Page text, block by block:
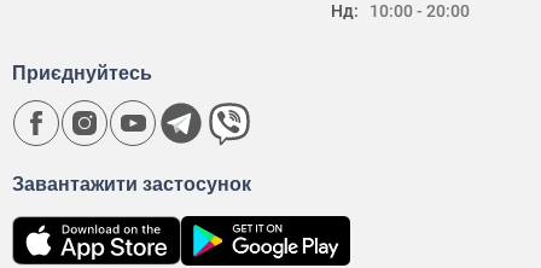
Нд:
10:00 - 20:00
Завантажити застосунок
Приєднуйтесь